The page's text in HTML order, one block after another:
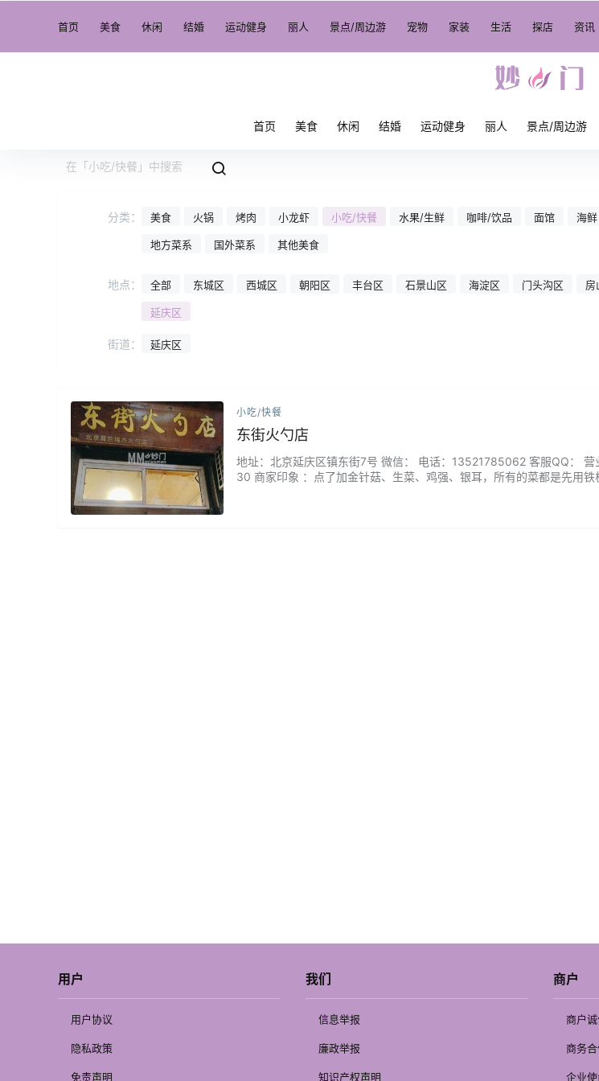
首页 美食 休闲 结婚 运动健身 丽人 景点/周边游 宠物 家装 生活 探店 资讯
首页 美食 休闲 结婚 运动健身 丽人 景点/周边游
分类： 美食 火锅 烤肉 小龙虾 小吃/快餐 水果/生鲜 咖啡/饮品 面馆 海鲜
地方菜系 国外菜系 其他美食
地点： 全部 东城区 西城区 朝阳区 丰台区 石景山区 海淀区 门头沟区 房
延庆区
街道： 延庆区
小吃/快餐
东街火勺店
地址：北京延庆区镇东街7号 微信： 电话：13521785062 客服QQ：
30 商家印象 ：点了加金针菇、生菜、鸡强、银耳，所有的菜都是先用铁
用户
用户协议
隐私政策
免责声明
我们
信息举报
廉政举报
知识产权声明
商户
商户
商务
企业